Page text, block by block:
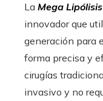
La Mega
innovador que
generación para
forma precisa y
cirugías
invasivo y no